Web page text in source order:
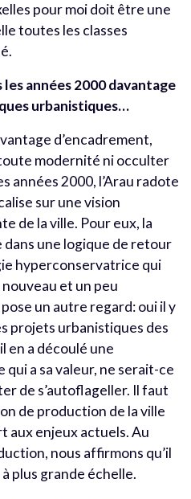
pour moi doit être une
toutes les classes
les années 2000 davantage
urbanistiques…
d’encadrement,
modernité ni occulter
années 2000, l’Arau radote
sur une vision
de la ville. Pour eux, la
une logique de retour
hyperconservatrice qui
et un peu
un autre regard: oui il y
projets urbanistiques des
en a découlé une
a sa valeur, ne serait-ce
de s’autoflageller. Il faut
de production de la ville
aux enjeux actuels. Au
nous affirmons qu’il
plus grande échelle.